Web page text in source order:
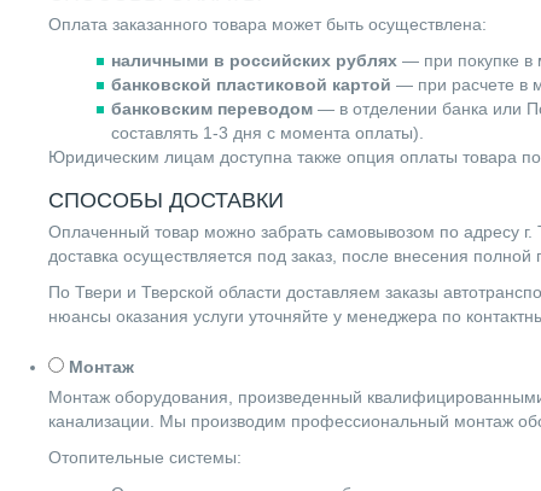
Оплата заказанного товара может быть осуществлена:
наличными в российских рублях — при покупке в
банковской пластиковой картой — при расчете в
банковским переводом — в отделении банка или
составлять 1-3 дня с момента оплаты).
Юридическим лицам доступна также опция оплаты товара
СПОСОБЫ ДОСТАВКИ
Оплаченный товар можно забрать самовывозом по адресу г.
доставка осуществляется под заказ, после внесения полной
По Твери и Тверской области доставляем заказы
нюансы оказания услуги уточняйте у менеджера по
Монтаж
Монтаж оборудования, произведенный
канализации. Мы производим профессиональный монтаж
Отопительные системы: